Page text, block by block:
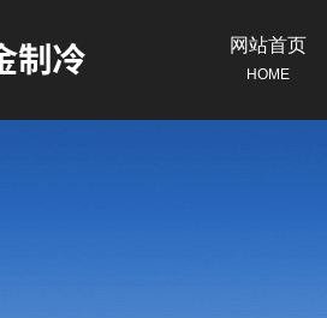
网站首页
HOME